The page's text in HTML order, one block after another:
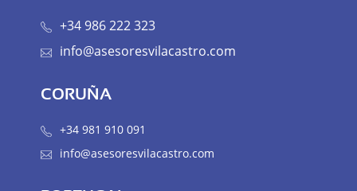
+34 986 222 323
info@asesoresvilacastro.com
CORUÑA
+34 981 910 091
info@asesoresvilacastro.com